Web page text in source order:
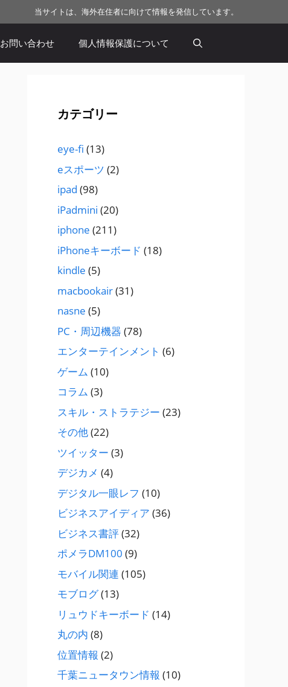
当サイトは、海外在住者に向けて情報を発信しています。
お問い合わせ 個人情報保護について
カテゴリー
eye-fi (13)
eスポーツ (2)
ipad (98)
iPadmini (20)
iphone (211)
iPhoneキーボード (18)
kindle (5)
macbookair(31)
nasne (5)
PC・周辺機器 (78)
エンターテインメント (6)
ゲーム (10)
コラム (3)
スキル・ストラテジー (23)
その他(22)
ツイッター (3)
デジカメ (4)
デジタル一眼レフ (10)
ビジネスアイディア (36)
ビジネス書評(32)
ポメラDM100 (9)
モバイル関連 (105)
モブログ(13)
リュウドキーボード (14)
丸の内 (8)
位置情報 (2)
千葉ニュータウン情報 (10)